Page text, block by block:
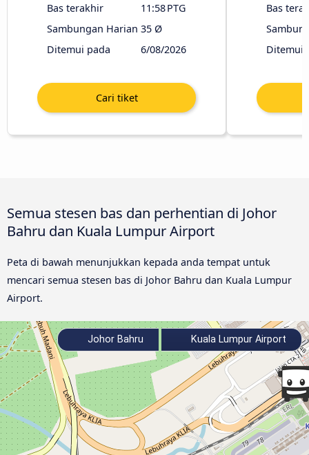
Bas terakhir
11:58 PTG
Sambungan Harian 35 Ø
Ditemui pada
6/08/2026
Bas
Ditemui
Semua stesen bas dan perhentian di Johor
Bahru dan Kuala Lumpur Airport
Peta di bawah menunjukkan kepada anda tempat untuk
mencari semua stesen bas di Johor Bahru dan Kuala Lumpur
Airport.
Johor Bahru Kuala Lumpur Airport